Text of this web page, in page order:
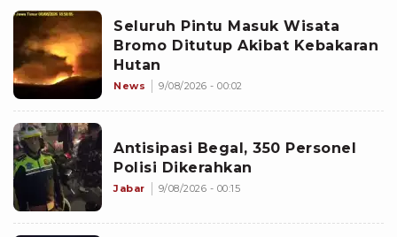
Seluruh Pintu Masuk Wisata
Bromo Ditutup Akibat Kebakaran
Hutan
News 9/08/2026 - 00:02
Antisipasi Begal, 350 Personel
Polisi Dikerahkan
Jabar 9/08/2026 - 00:15